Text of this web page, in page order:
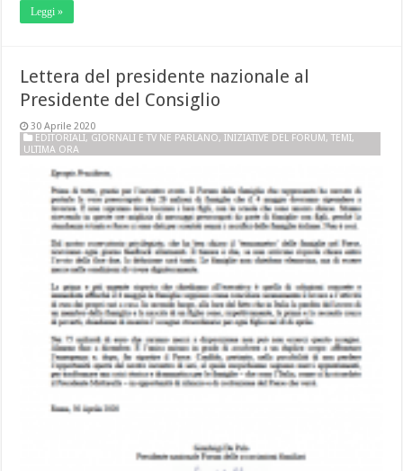
Leggi »
Lettera del presidente nazionale al
Presidente del Consiglio
30 Aprile 2020
EDITORIALI, GIORNALI E TV NE PARLANO,INIZIATIVE DEL FORUM ,TEMI,
ULTIMA ORA